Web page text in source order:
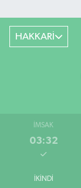
HAKKARİ
İMSAK
03:32
İKINDI